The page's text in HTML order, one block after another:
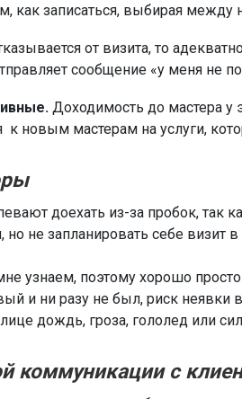
как записаться, выбирая между
от визита, то
сообщение «у меня не
Доходимость до мастера у
к новым мастерам на услуги,
доехать из-за пробок, так
но не запланировать себе визит
узнаем, поэтому хорошо просто
и ни разу не был, риск неявки
дождь, гроза, гололед или
коммуникации с